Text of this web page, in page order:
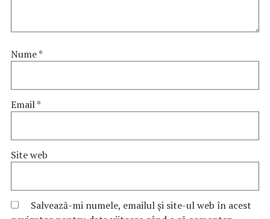
Nume*
Email*
Site web
Salvează-mi numele, emailul și site-ul web în acest